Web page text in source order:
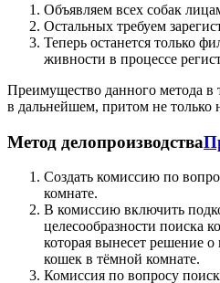
Объявляем всех собак
Остальных требуем
Теперь останется только
живности в процессе
Преимущество данного метода в
в дальнейшем, притом не только
Метод делопроизводства
Создать комиссию по
комнате.
В комиссию включить
целесообразности поиска
которая вынесет решение о
кошек в тёмной комнате.
Комиссия по вопросу